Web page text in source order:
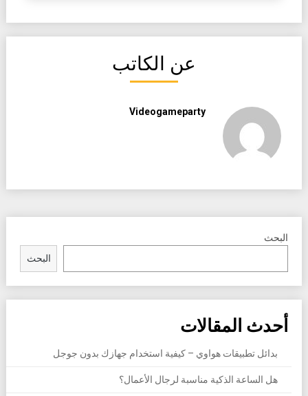
عن الكاتب
Videogameparty
البحث
البحث
أحدث المقالات
بدائل تطبيقات هواوي – كيفية استخدام جهازك بدون جوجل
هل الساعة الذكية مناسبة لرجال الأعمال؟